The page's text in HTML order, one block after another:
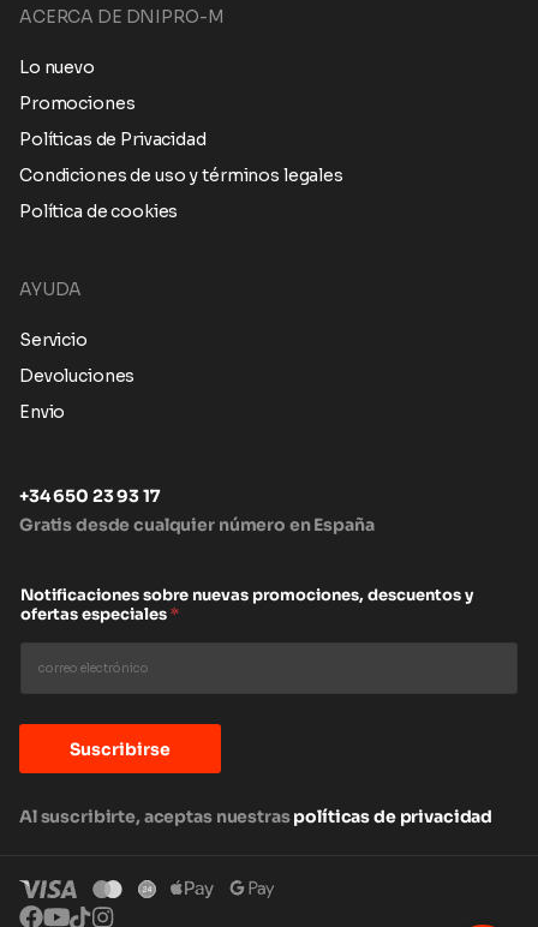
ACERCA DE DNIPRO-M
Lo nuevo
Promociones
Políticas de Privacidad
Condiciones de uso y términos legales
Política de cookies
AYUDA
Servicio
Devoluciones
Envio
+34 650 23 93 17
Gratis desde cualquier número en España
Notificaciones sobre nuevas promociones, descuentos y
ofertas especiales*
Suscribirse
Al suscribirte, aceptas nuestraspolíticas de privacidad